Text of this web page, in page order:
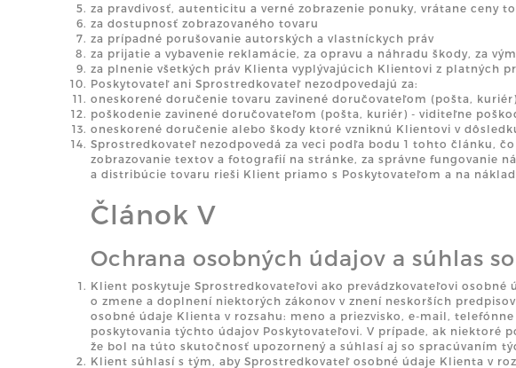
za pravdivosť, autenticitu a verné zobrazenie ponuky, vrátane ceny
za dostupnosť zobrazovaného tovaru
za prípadné porušovanie autorských a vlastníckych práv
za prijatie a vybavenie reklamácie, za opravu a náhradu škody, za
za plnenie všetkých práv Klienta vyplývajúcich Klientovi z platných
Poskytovateľ ani Sprostredkovateľ nezodpovedajú za:
oneskorené doručenie tovaru zavinené doručovateľom (pošta, kuriér)
poškodenie zavinené doručovateľom (pošta, kuriér) - viditeľne
oneskorené doručenie alebo škody ktoré vzniknú Klientovi v
Sprostredkovateľ nezodpovedá za veci podľa bodu 1 tohto článku,
zobrazovanie textov a fotografií na stránke, za správne fungovanie
a distribúcie tovaru rieši Klient priamo s Poskytovateľom a na
Článok V
Ochrana osobných údajov a súhlas
Klient poskytuje Sprostredkovateľovi ako prevádzkovateľovi osobné
o zmene a doplnení niektorých zákonov v znení neskorších
osobné údaje Klienta v rozsahu: meno a priezvisko, e-mail,
poskytovania týchto údajov Poskytovateľovi. V prípade, ak niektoré
že bol na túto skutočnosť upozornený a súhlasí aj so spracúvaním
Klient súhlasí s tým, aby Sprostredkovateľ osobné údaje Klienta v